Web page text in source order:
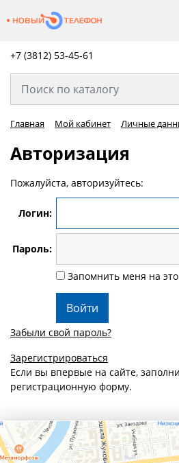
+7 (3812) 53-45-61
Главная Мой кабинет Личные
Авторизация
Пожалуйста, авторизуйтесь:
Логин:
Пароль:
Запомнить меня на
Забыли свой пароль?
Зарегистрироваться
Если вы впервые на сайте,
регистрационную форму.